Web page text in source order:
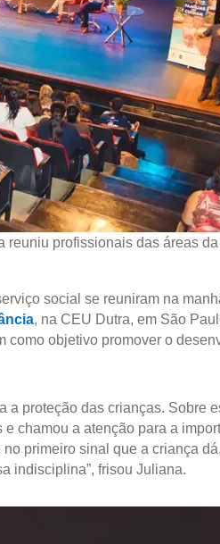
profissionais das áreas
social se reuniram na
, na CEU Dutra, em São
objetivo promover o
proteção das crianças. Sobre
chamou a atenção para a
primeiro sinal que a criança
indisciplina”, frisou Juliana.